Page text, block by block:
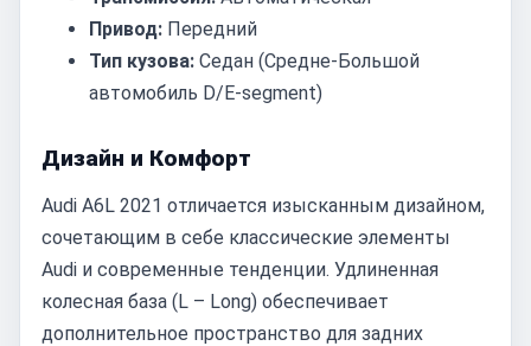
Привод: Передний
Тип кузова: Седан (Средне-Большой
автомобиль D/E-segment)
Дизайн и Комфорт
Audi A6L 2021 отличается изысканным дизайном,
сочетающим в себе классические элементы
Audi и современные тенденции. Удлиненная
колесная база (L – Long) обеспечивает
дополнительное пространство для задних